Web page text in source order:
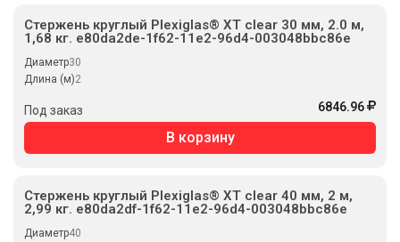
Стержень круглый Plexiglas® XT clear 30 мм, 2.0 м,
1,68 кг. e80da2de-1f62-11e2-96d4-003048bbc86e
Диаметр30
Длина (м)2
Под заказ 6846.96
В корзину
Стержень круглый Plexiglas® XT clear 40 мм, 2 м,
2,99 кг. e80da2df-1f62-11e2-96d4-003048bbc86e
Диаметр40